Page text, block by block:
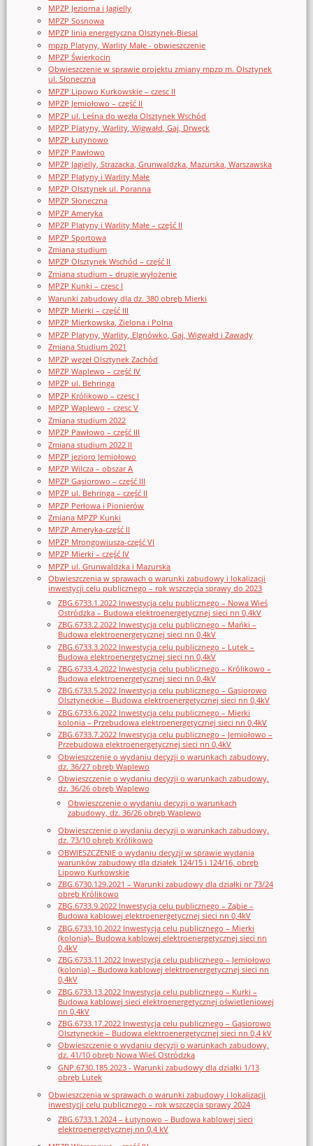
MPZP Jeziorna i Jagielly
MPZP Sosnowa
MPZP linia energetyczna Olsztynek-Biesal
mpzp Platyny, Warlity Małe - obwieszczenie
MPZP Świerkocin
Obwieszczenie w sprawie projektu zmiany mpzp m. Olsztynek
ul. Słoneczna
MPZP Lipowo Kurkowskie – czesc II
MPZP Jemiołowo – część II
MPZP ul. Leśna do węzła Olsztynek Wschód
MPZP Platyny, Warlity, Wigwałd, Gaj, Drwęck
MPZP Łutynowo
MPZP Pawłowo
MPZP Jagielly, Strazacka, Grunwaldzka, Mazurska, Warszawska
MPZP Platyny i Warlity Małe
MPZP Olsztynek ul. Poranna
MPZP Słoneczna
MPZP Ameryka
MPZP Platyny i Warlity Małe – część II
MPZP Sportowa
Zmiana studium
MPZP Olsztynek Wschód – część II
Zmiana studium – drugie wyłożenie
MPZP Kunki – czesc I
Warunki zabudowy dla dz. 380 obręb Mierki
MPZP Mierki – część III
MPZP Mierkowska, Zielona i Polna
MPZP Platyny, Warlity, Elgnówko, Gaj, Wigwałd i Zawady
Zmiana Studium 2021
MPZP węzeł Olsztynek Zachód
MPZP Waplewo – część IV
MPZP ul. Behringa
MPZP Królikowo – czesc I
MPZP Waplewo – czesc V
Zmiana studium 2022
MPZP Pawłowo – część III
Zmiana studium 2022 II
MPZP jezioro Jemiołowo
MPZP Wilcza – obszar A
MPZP Gąsiorowo – część III
MPZP ul. Behringa – część II
MPZP Perłowa i Pionierów
Zmiana MPZP Kunki
MPZP Ameryka-część II
MPZP Mrongowiusza-część VI
MPZP Mierki – część IV
MPZP ul. Grunwaldzka i Mazurska
Obwieszczenia w sprawach o warunki zabudowy i lokalizacji
inwestycji celu publicznego – rok wszczęcia sprawy do 2023
ZBG.6733.1.2022 Inwestycja celu publicznego – Nowa Wieś
Ostródzka – Budowa elektroenergetycznej sieci nn 0,4kV
ZBG.6733.2.2022 Inwestycja celu publicznego – Mańki –
Budowa elektroenergetycznej sieci nn 0,4kV
ZBG.6733.3.2022 Inwestycja celu publicznego – Lutek –
Budowa elektroenergetycznej sieci nn 0,4kV
ZBG.6733.4.2022 Inwestycja celu publicznego – Królikowo –
Budowa elektroenergetycznej sieci nn 0,4kV
ZBG.6733.5.2022 Inwestycja celu publicznego – Gąsiorowo
Olsztyneckie – Budowa elektroenergetycznej sieci nn 0,4kV
ZBG.6733.6.2022 Inwestycja celu publicznego – Mierki
kolonia – Przebudowa elektroenergetycznej sieci nn 0,4kV
ZBG.6733.7.2022 Inwestycja celu publicznego – Jemiołowo –
Przebudowa elektroenergetycznej sieci nn 0,4kV
Obwieszczenie o wydaniu decyzji o warunkach zabudowy,
dz. 36/27 obręb Waplewo
Obwieszczenie o wydaniu decyzji o warunkach zabudowy,
dz. 36/26 obręb Waplewo
Obwieszczenie o wydaniu decyzji o warunkach
zabudowy, dz. 36/26 obręb Waplewo
Obwieszczenie o wydaniu decyzji o warunkach zabudowy,
dz. 73/10 obręb Królikowo
OBWIESZCZENIE o wydaniu decyzji w sprawie wydania
warunków zabudowy dla działek 124/15 i 124/16, obręb
Lipowo Kurkowskie
ZBG.6730.129.2021 – Warunki zabudowy dla działki nr 73/24
obręb Królikowo
ZBG.6733.9.2022 Inwestycja celu publicznego – Ząbie –
Budowa kablowej elektroenergetycznej sieci nn 0,4kV
ZBG.6733.10.2022 Inwestycja celu publicznego – Mierki
(kolonia)– Budowa kablowej elektroenergetycznej sieci nn
0,4kV
ZBG.6733.11.2022 Inwestycja celu publicznego – Jemiołowo
(kolonia) – Budowa kablowej elektroenergetycznej sieci nn
0,4kV
ZBG.6733.13.2022 Inwestycja celu publicznego – Kurki –
Budowa kablowej sieci elektroenergetycznej oświetleniowej
nn 0,4kV
ZBG.6733.17.2022 Inwestycja celu publicznego – Gąsiorowo
Olsztyneckie – Budowa elektroenergetycznej sieci nn 0,4 kV
Obwieszczenie o wydaniu decyzji o warunkach zabudowy,
dz. 41/10 obręb Nowa Wieś Ostródzka
GNP.6730.185.2023 - Warunki zabudowy dla działki 1/13
obręb Lutek
Obwieszczenia w sprawach o warunki zabudowy i lokalizacji
inwestycji celu publicznego – rok wszczęcia sprawy 2024
ZBG.6733.1.2024 – Łutynowo – Budowa kablowej sieci
elektroenergetycznej nn 0,4 kV